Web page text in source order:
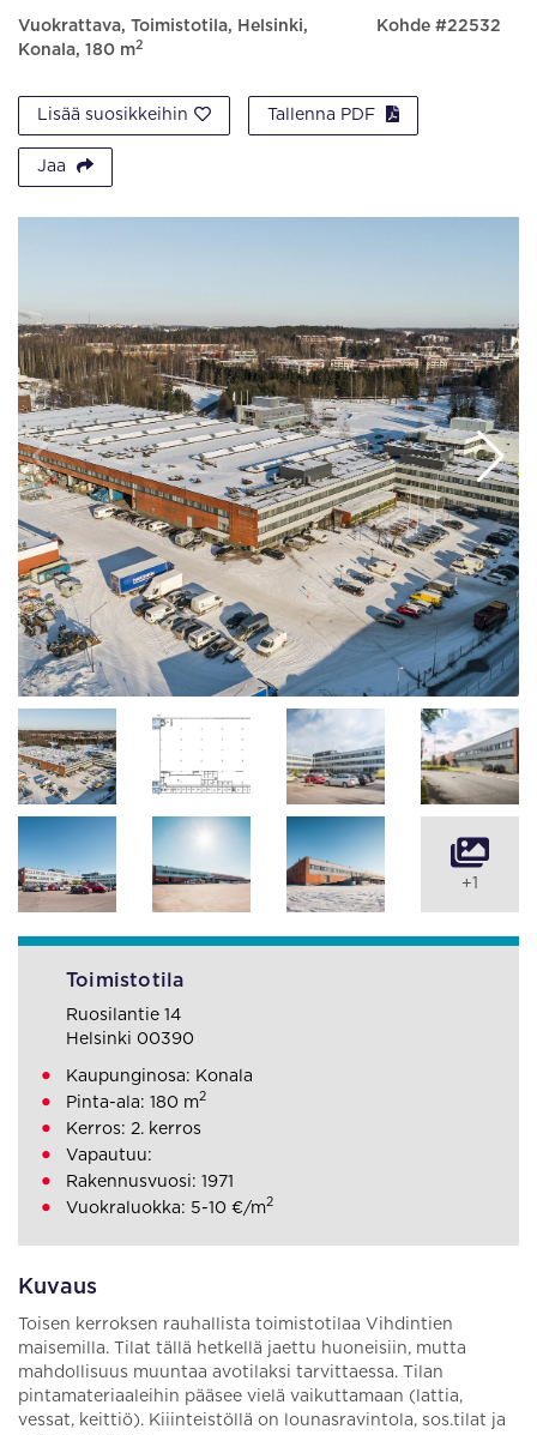
Vuokrattava, Toimistotila, Helsinki,
Konala, 180 m2
Kohde #22532
Lisää suosikkeihin Tallenna PDF
Jaa
Kuvaus
Toisen kerroksen rauhallista toimistotilaa Vihdintien
maisemilla. Tilat tällä hetkellä jaettu huoneisiin, mutta
mahdollisuus muuntaa avotilaksi tarvittaessa. Tilan
pintamateriaaleihin pääsee vielä vaikuttamaan (lattia,
vessat, keittiö). Kiiinteistöllä on lounasravintola, sos.tilat ja
+1
Toimistotila
Ruosilantie 14
Helsinki 00390
Kaupunginosa: Konala
Pinta-ala: 180 m2
Kerros: 2. kerros
Vapautuu:
Rakennusvuosi: 1971
Vuokraluokka: 5-10 €/m2